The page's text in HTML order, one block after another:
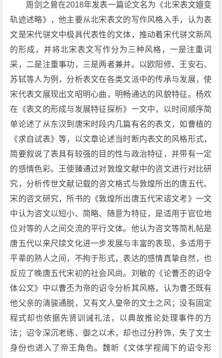
周剑之曾在2018年发表一篇论文名为《北宋表文嬗变
轨迹述略》，他主要从北宋表文的写作风格入手，认为表
文是宋代骈文中极具代表性的文体，推动着宋代骈文新风
的形成，并将北宋表文写作分为三种风格，一是注重词
采，二是注重事功，三是两者兼并。以欧阳修、王安石、
苏轼等人为例，分析表文在各类文派中的传承与发展，使
宋代表文展现出文昭明心曲，明畅通达的风貌特征。杨欢
在《表文的形成与发展特征探析》一文中，以时间顺序简
单论述了从东汉到唐宋时段内几篇有名的表文，如曹植的
《求自试表》等，以文章论述当时断内表文的风格形式，
简要叙说了表具有较强的目的性与政治特征，并带有一定
的感情色彩。王使臻通过对敦煌文献中的咨文进行对比研
究，分析传世文献记载的咨文格式与敦煌所出的唐五代、
宋的咨文研究，所书的《敦煌所出唐五代宋谘文考》一文
中认为咨文以短小、简略、随意为特征，是适用于官位地
位对等的人之间交流的平行文体。他认为咨文等简札帖是
唐五代以来尺牍文化进一步发展与丰富的表现，多适用于
平辈的熟人之间，不拘于形式，表达的感情真挚自然，也
反应了晚唐五代宋初的社会风尚。刘敏的《论曹丕的诏令
体公文》中以曹丕为帝的诏令分析其风格，认为曹丕既有
他父亲的清骏通脱，又有文人皇帝的文士之风；没有固定
程式却也依据先贤训诫礼法，以典故推论处理事件的方
法；诏令深沉老练、御之以术，却也过分矜饰，失了文士
身份也进入了帝王角色。魏昕《文体学视阈下的诏令形